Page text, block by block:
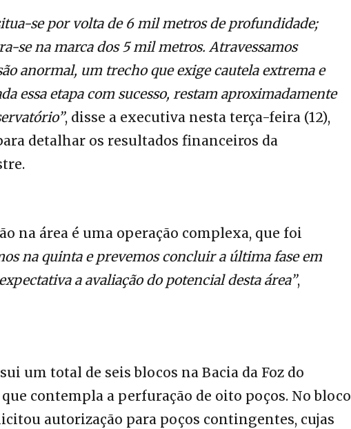
se por volta de 6 mil metros de profundidade;
se na marca dos 5 mil metros. Atravessamos
anormal, um trecho que exige cautela extrema e
essa etapa com sucesso, restam aproximadamente
, disse a executiva nesta terça-feira (12),
detalhar os resultados financeiros da
na área é uma operação complexa, que foi
na quinta e prevemos concluir a última fase em
a avaliação do potencial desta área”,
um total de seis blocos na Bacia da Foz do
contempla a perfuração de oito poços. No bloco
autorização para poços contingentes, cujas